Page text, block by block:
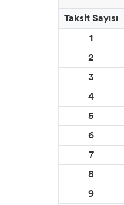
Taksit Sayısı
1
2
3
4
5
6
7
8
9